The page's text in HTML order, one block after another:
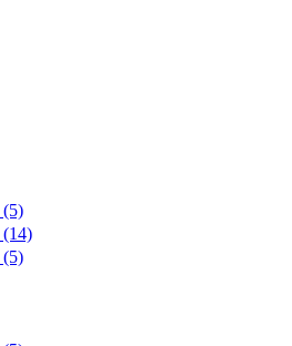
(5)
(14)
(5)